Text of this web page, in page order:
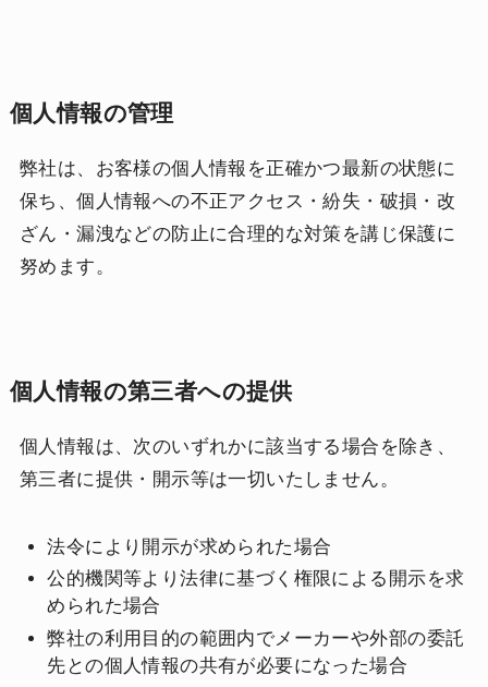
個人情報の管理
弊社は、お客様の個人情報を正確かつ最新の状態に
保ち、個人情報への不正アクセス・紛失・破損・改
ざん・漏洩などの防止に合理的な対策を講じ保護に
努めます。
個人情報の第三者への提供
個人情報は、次のいずれかに該当する場合を除き、
第三者に提供・開示等は一切いたしません。
法令により開示が求められた場合
公的機関等より法律に基づく権限による開示を求
められた場合
弊社の利用目的の範囲内でメーカーや外部の委託
先との個人情報の共有が必要になった場合